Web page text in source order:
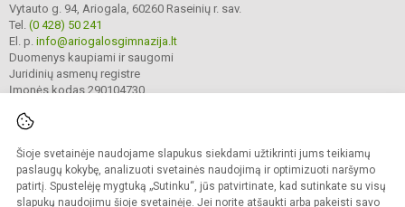
Šioje svetainėje naudojame slapukus siekdami užtikrinti jums teikiamų
paslaugų kokybę, analizuoti svetainės naudojimą ir optimizuoti naršymo
patirtį. Spustelėję mygtuką „Sutinku“, jūs patvirtinate, kad sutinkate su visų
slapukų naudojimu šioje svetainėje. Jei norite atšaukti arba pakeisti savo
Vytauto g. 94, Ariogala, 60260 Raseinių r. sav.
Tel. (0 428) 50 241
El. p. info@ariogalosgimnazija.lt
Duomenys kaupiami ir saugomi
Juridinių asmenų registre
Įmonės kodas 290104730
© 2022. Raseinių r. Ariogalos gimnazija. Visos teisės saugomos.
Kopijuoti turinį be raštiško gimnazijos sutikimo griežtai draudžiama.
Prieinamumo paraiška Slapukų valdymas